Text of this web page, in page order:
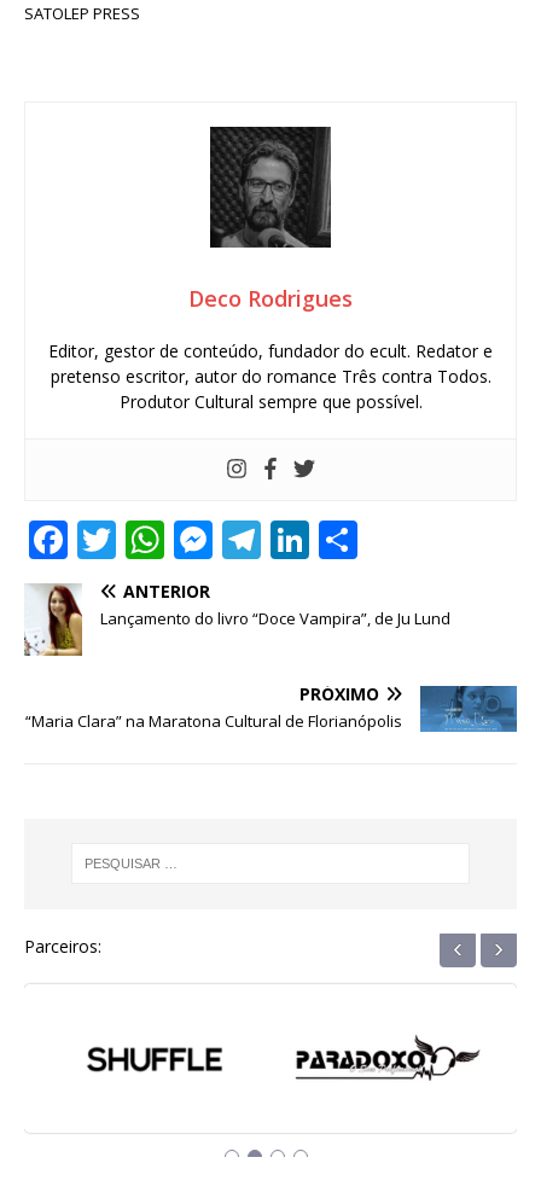
SATOLEP PRESS
Deco Rodrigues
Editor, gestor de conteúdo, fundador do ecult. Redator e
pretenso escritor, autor do romance Três contra Todos.
Produtor Cultural sempre que possível.
F
a
c
e
o
T
w
it
W
h
at
p
M
ss
g
T
e
m
Li
k
dI
n
ar
ANTERIOR
Lançamento do livro “Doce Vampira”, de Ju Lund
PRÓXIMO
“Maria Clara” na Maratona Cultural de Florianópolis
Parceiros: ‹ ›